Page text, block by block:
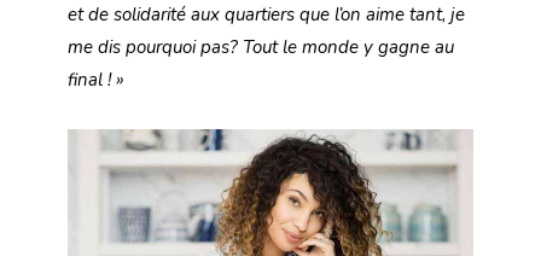
et de solidarité aux quartiers que l’on aime tant, je
me dis pourquoi pas? Tout le monde y gagne au
final ! »